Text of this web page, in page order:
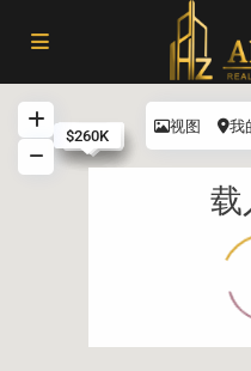
$990K
$874K
$160K
$203K
$195K
$-2
$260K 视图 我